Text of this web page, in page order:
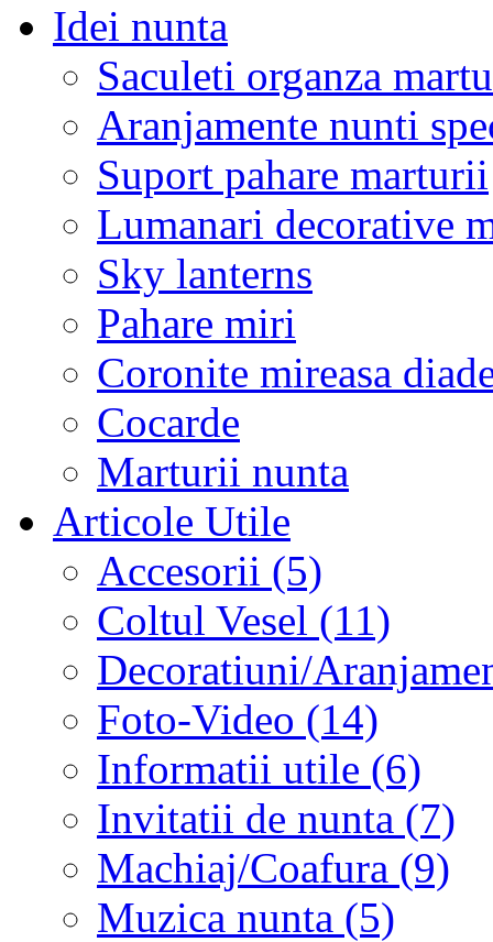
Idei nunta
Saculeti organza
Aranjamente nunti
Suport pahare marturii
Lumanari decorative
Sky lanterns
Pahare miri
Coronite mireasa
Cocarde
Marturii nunta
Articole Utile
Accesorii (5)
Coltul Vesel (11)
Decoratiuni/
Foto-Video (14)
Informatii utile (6)
Invitatii de nunta (7)
Machiaj/Coafura (9)
Muzica nunta (5)